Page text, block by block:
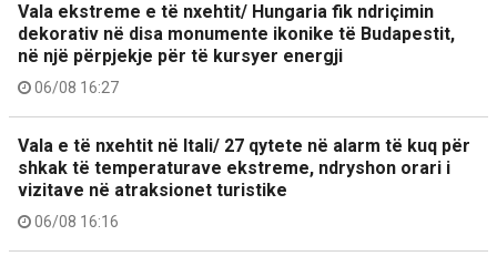
Vala ekstreme e të nxehtit/ Hungaria fik ndriçimin
dekorativ në disa monumente ikonike të Budapestit,
në një përpjekje për të kursyer energji
06/08 16:27
Vala e të nxehtit në Itali/ 27 qytete në alarm të kuq për
shkak të temperaturave ekstreme, ndryshon orari i
vizitave në atraksionet turistike
06/08 16:16